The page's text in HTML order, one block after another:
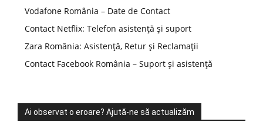
Vodafone România – Date de Contact
Contact Netflix: Telefon asistență și suport
Zara România: Asistență, Retur și Reclamații
Contact Facebook România – Suport și asistență
Ai observat o eroare? Ajută-ne să actualizăm